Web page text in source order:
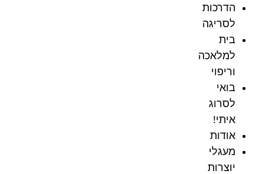
הדרכות
לסריגה
בית
למלאכה
וריפוי
בואי
לסרוג
איתי!
אודות
מעגלי
יוצרות